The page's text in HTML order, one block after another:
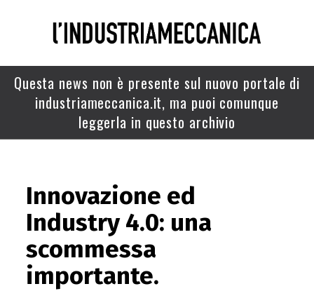
Questa news non è presente sul nuovo portale di
industriameccanica.it, ma puoi comunque
leggerla in questo archivio
Innovazione ed
Industry 4.0: una
scommessa
importante.